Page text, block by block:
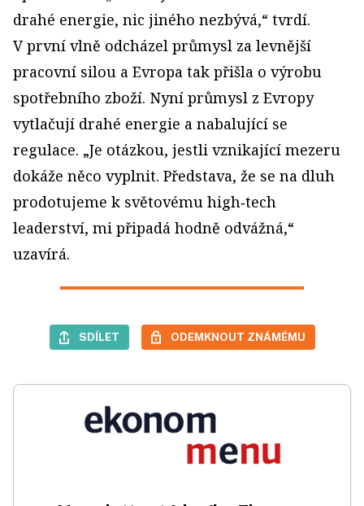
drahé energie, nic jiného nezbývá,“ tvrdí.
V první vlně odcházel průmysl za levnější
pracovní silou a Evropa tak přišla o výrobu
spotřebního zboží. Nyní průmysl z Evropy
vytlačují drahé energie a nabalující se
regulace. „Je otázkou, jestli vznikající mezeru
dokáže něco vyplnit. Představa, že se na dluh
prodotujeme k světovému high‑tech
leaderství, mi připadá hodně odvážná,“
uzavírá.
SDÍLET ODEMKNOUT ZNÁMÉMU